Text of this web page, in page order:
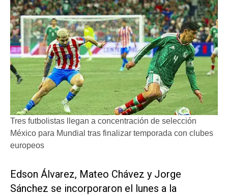
Tres futbolistas llegan a concentración de selección
México para Mundial tras finalizar temporada con clubes
europeos
Edson Álvarez, Mateo Chávez y Jorge
Sánchez se incorporaron el ‌lunes a la